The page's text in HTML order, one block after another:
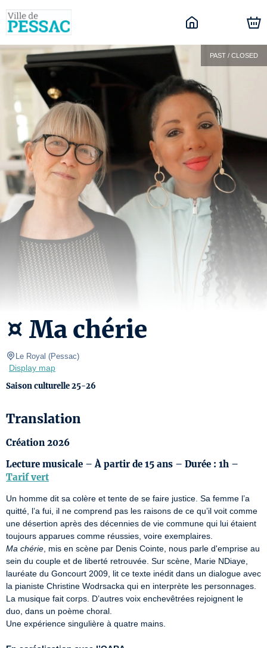
PAST / CLOSED
¤ Ma chérie
Le Royal (Pessac)
Display map
Saison culturelle 25-26
Translation
Création 2026
Lecture musicale – À partir de 15 ans – Durée : 1h –
Tarif vert
Un homme dit sa colère et tente de se faire justice. Sa femme l’a
quitté, l’a fui, il ne comprend pas les raisons de ce qu’il voit comme
une désertion après des décennies de vie commune qui lui étaient
Ma chérie , mis en scène par Denis Cointe, nous parle d'emprise au
sein du couple et de liberté retrouvée. Sur scène, Marie NDiaye,
lauréate du Goncourt 2009, lit ce texte inédit dans un dialogue avec
la pianiste Christine Wodrsacka qui en interprète les personnages.
La musique fait corps. D’autres voix enchevêtrées rejoignent le
duo, dans un poème choral.
Une expérience singulière à quatre mains.